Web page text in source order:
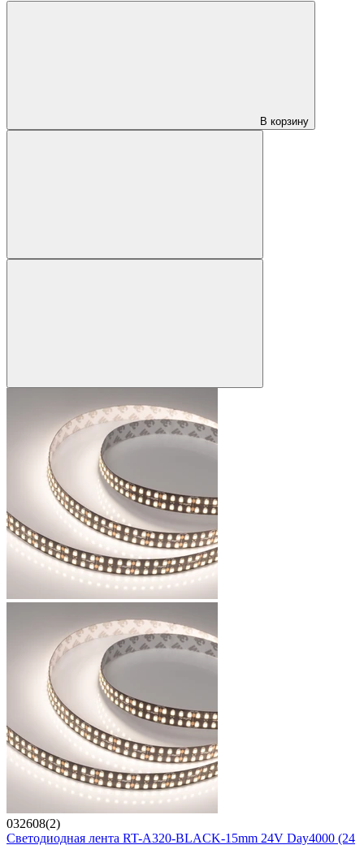
В корзину
032608(2)
Светодиодная лента RT-A320-BLACK-15mm 24V Day4000 (24